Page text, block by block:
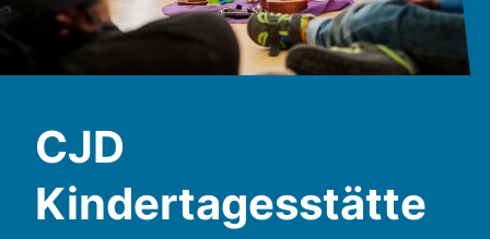
CJD
Kindertagesstätte